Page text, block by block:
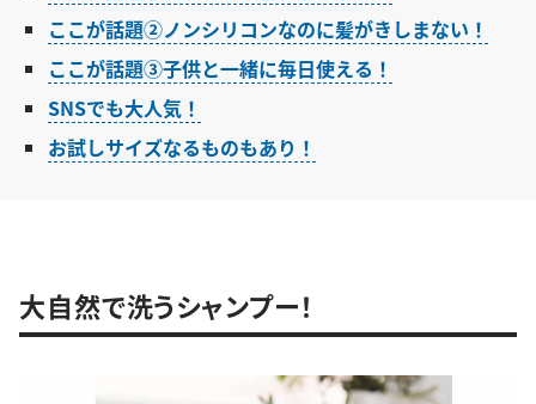
ここが話題②ノンシリコンなのに髪がきしまない！
ここが話題③子供と一緒に毎日使える！
SNSでも大人気！
お試しサイズなるものもあり！
大自然で洗うシャンプー！